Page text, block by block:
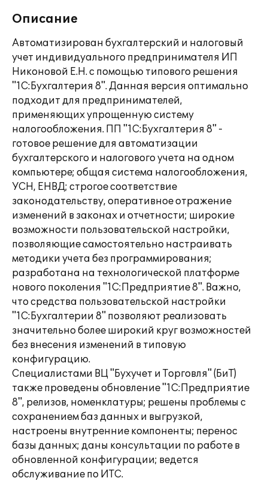
Описание
Автоматизирован бухгалтерский и налоговый
учет индивидуального предпринимателя ИП
Никоновой Е.Н. с помощью типового решения
"1С:Бухгалтерия 8". Данная версия оптимально
подходит для предпринимателей,
применяющих упрощенную систему
налогообложения. ПП "1С:Бухгалтерия 8" -
готовое решение для автоматизации
бухгалтерского и налогового учета на одном
компьютере; общая система налогообложения,
УСН, ЕНВД; строгое соответствие
законодательству, оперативное отражение
изменений в законах и отчетности; широкие
возможности пользовательской настройки,
позволяющие самостоятельно настраивать
методики учета без программирования;
разработана на технологической платформе
нового поколения "1С:Предприятие 8". Важно,
что средства пользовательской настройки
"1С:Бухгалтерии 8" позволяют реализовать
значительно более широкий круг возможностей
без внесения изменений в типовую
конфигурацию.
Специалистами ВЦ "Бухучет и Торговля" (БиТ)
также проведены обновление "1С:Предприятие
8", релизов, номенклатуры; решены проблемы с
сохранением баз данных и выгрузкой,
настроены внутренние компоненты; перенос
базы данных; даны консультации по работе в
обновленной конфигурации; ведется
обслуживание по ИТС.